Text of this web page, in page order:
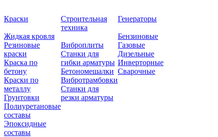
Краски
Жидкая кровля
Резиновые
краски
Краска по
бетону
Краски по
металлу
Грунтовки
Полиуретановые
составы
Эпоксидные
составы
Строительная
техника
Виброплиты
Станки для
гибки арматуры
Бетономешалки
Вибротрамбовки
Станки для
резки арматуры
Генераторы
Бензиновые
Газовые
Дизельные
Инверторные
Сварочные